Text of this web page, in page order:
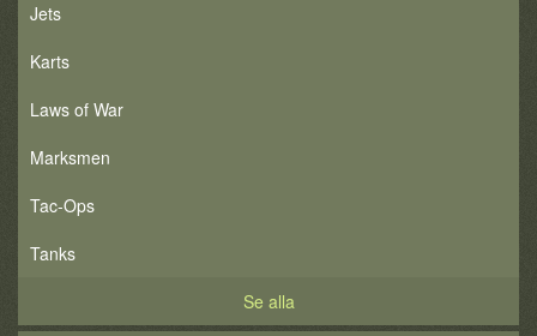
Jets
Karts
Laws of War
Marksmen
Tac-Ops
Tanks
Se alla